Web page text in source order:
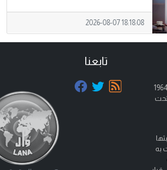
2026-08-07 18:18:08
بموجب القرار رقم 17 لسنة 1964
تحت
به
تابعنا